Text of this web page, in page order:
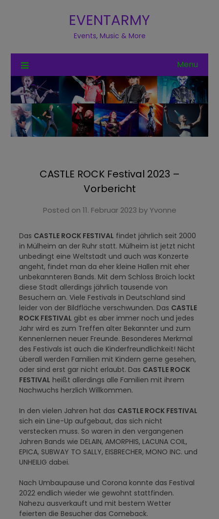
EVENTARMY
Events, Music & More
Menu
CASTLE ROCK Festival 2023 –
Vorbericht
Posted on 11. Februar 2023 byYvonne
Das CASTLE ROCK FESTIVAL findet jährlich seit 2000
in Mülheim an der Ruhr statt. Mülheim ist jetzt nicht
unbedingt eine Weltstadt und auch was Konzerte
angeht, findet man da eher kleine Hallen mit eher
unbekannteren Bands. Mit dem Schloss Broich lockt
diese Stadt allerdings jährlich tausende von
Besuchern an. Viele Festivals in Deutschland sind
leider von der Bildfläche verschwunden. Das CASTLE
ROCK FESTIVAL gibt es aber immer noch und jedes
Jahr wird es zum Treffen alter Bekannter und zum
Kennenlernen neuer Freunde. Besonderes Merkmal
des Festivals ist auch die Kinderfreundlichkeit! Nicht
überall werden Familien mit Kindern gerne gesehen,
oder sind erst gar nicht erlaubt. Das CASTLE ROCK
FESTIVAL heißt allerdings alle Familien mit ihrem
Nachwuchs herzlich Willkommen.
In den vielen Jahren hat das CASTLE ROCK FESTIVAL
sich ein Line-Up aufgebaut, das sich nicht
verstecken muss. So waren in den vergangenen
Jahren Bands wie DELAIN, AMORPHIS, LACUNA COIL,
EPICA, SUBWAY TO SALLY, EISBRECHER, MONO INC. und
UNHEILIG dabei.
Nach Umbaupause und Corona konnte das Festival
2022 endlich wieder wie gewohnt stattfinden.
Nahezu ausverkauft und mit bestem Wetter
feierten die Besucher das Comeback.